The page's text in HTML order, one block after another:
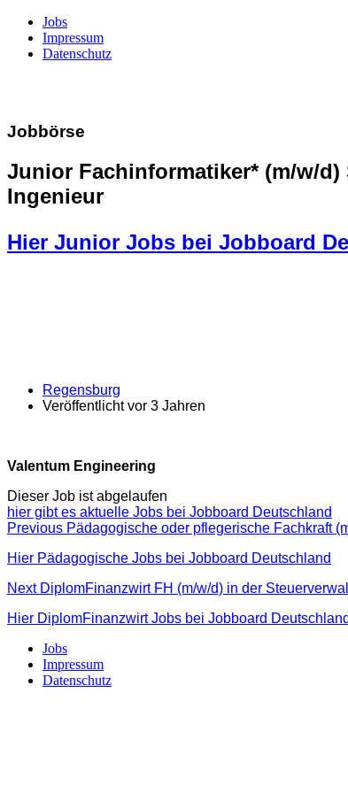
Jobs
Impressum
Datenschutz
Jobbörse
Junior Fachinformatiker* (m/w/
Ingenieur
Hier Junior Jobs bei Jobboard
Regensburg
Veröffentlicht vor 3 Jahren
Valentum Engineering
Dieser Job ist abgelaufen
hier gibt es aktuelle Jobs bei Jobboard Deutschland
Beitragsnavigation
Previous Previous
Pädagogische oder pflegerische Fachkraft
Hier Pädagogische Jobs bei Jobboard Deutschland
Next Next
DiplomFinanzwirt FH (m/w/d) in der
Hier DiplomFinanzwirt Jobs bei Jobboard Deutschland
Jobs
Impressum
Datenschutz